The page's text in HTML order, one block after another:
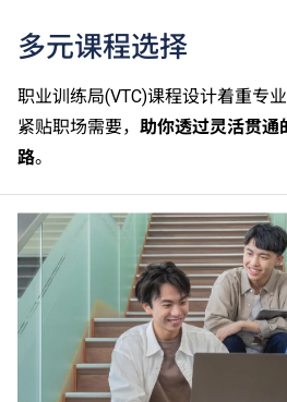
多元课程选择
职业训练局(VTC)课程设计着重专
紧贴职场需要， 助你透过灵活贯通
路。